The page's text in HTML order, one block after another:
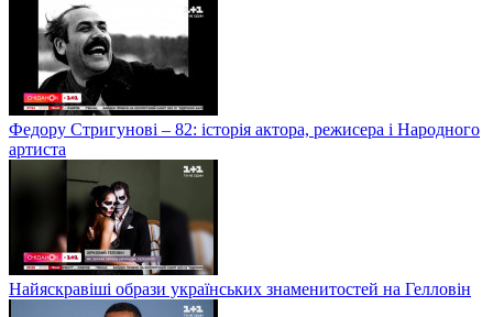
Федору Стригунові – 82: історія актора, режисера і Народного
артиста
Найяскравіші образи українських знаменитостей на Гелловін